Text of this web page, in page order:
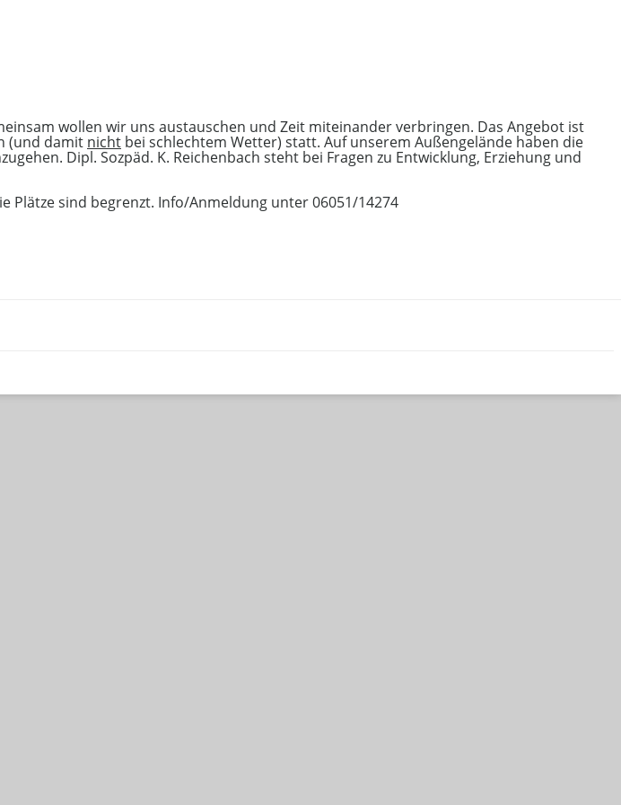
wollen wir uns austauschen und Zeit miteinander verbringen. Das Angebot ist
(und damit nicht bei schlechtem Wetter) statt. Auf unserem Außengelände haben die
Dipl. Sozpäd. K. Reichenbach steht bei Fragen zu Entwicklung, Erziehung und
Plätze sind begrenzt. Info/Anmeldung unter 06051/14274